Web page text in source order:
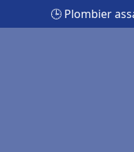
🕒 Plombier